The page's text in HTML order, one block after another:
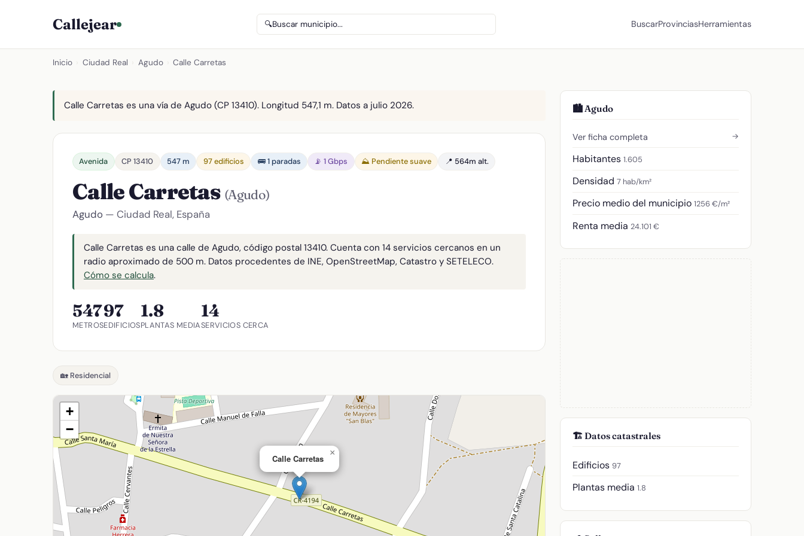
Callejear 🔍Buscar municipio... BuscarProvinciasHerramientas
Inicio Ciudad Real Agudo Calle Carretas
Calle Carretas es una vía de Agudo (CP 13410). Longitud 547,1 m. Datos a julio 2026.
Avenida CP 13410 547 m 97 edificios 🚌 1 paradas 📡 1 Gbps ⛰️ Pendiente suave 📍 564m alt.
Calle Carretas (Agudo)
Agudo — Ciudad Real, España
Calle Carretas es una calle de Agudo, código postal 13410. Cuenta con 14 servicios cercanos en un
radio aproximado de 500 m. Datos procedentes de INE, OpenStreetMap, Catastro y SETELECO.
Cómo se calcula.
547
METROS
97
EDIFICIOS
1.8
PLANTAS MEDIA
14
SERVICIOS CERCA
🏡 Residencial
Calle Carretas
×
+
−
🏙️ Agudo
Ver ficha completa →
Habitantes 1.605
Densidad 7 hab/km²
Precio medio del municipio 1256 €/m²
Renta media 24.101 €
🏗️ Datos catastrales
Edificios 97
Plantas media 1.8